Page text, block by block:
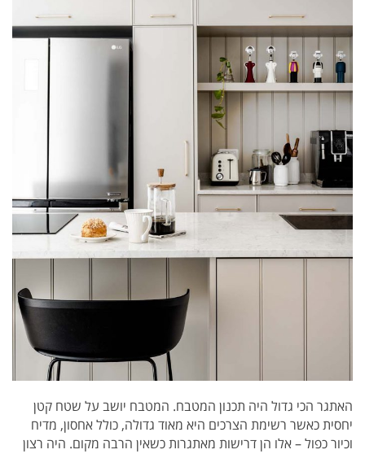
האתגר הכי גדול היה תכנון המטבח. המטבח יושב על שטח קטן
יחסית כאשר רשימת הצרכים היא מאוד גדולה, כולל אחסון, מדיח
וכיור כפול – אלו הן דרישות מאתגרות כשאין הרבה מקום. היה רצון